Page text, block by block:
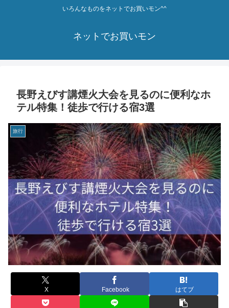
いろんなものをネットでお買いモン^^
ネットでお買いモン
長野えびす講煙火大会を見るのに便利なホ
テル特集！徒歩で行ける宿3選
旅行
X Facebook はてブ